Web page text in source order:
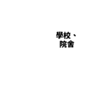
學校、
院舍